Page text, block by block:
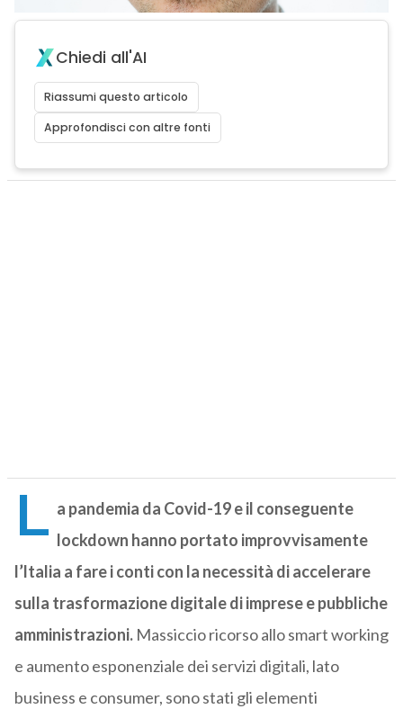
Chiedi all'AI
Riassumi questo articolo
Approfondisci con altre fonti
L a pandemia da Covid-19 e il conseguente
lockdown hanno portato improvvisamente
l’ltalia a fare i conti con la necessità di accelerare
sulla trasformazione digitale di imprese e pubbliche
amministrazioni.Massiccio ricorso allo smart working
e aumento esponenziale dei servizi digitali, lato
business e consumer, sono stati gli elementi